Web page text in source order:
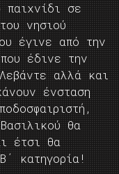
σε
νησιού
έγινε από την
έδινε την
αλλά και
ένσταση
θα
έτσι θα
κατηγορία!